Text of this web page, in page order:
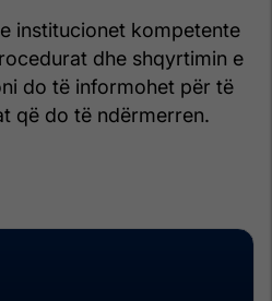
institucionet kompetente
dhe shqyrtimin e
do të informohet për të
që do të ndërmerren.